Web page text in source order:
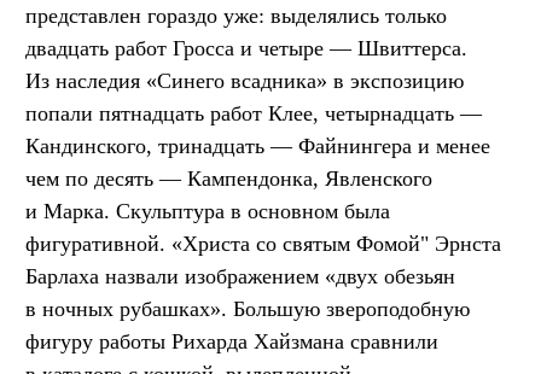
представлен гораздо уже: выделялись только
двадцать работ Гросса и четыре — Швиттерса.
Из наследия «Синего всадника» в экспозицию
попали пятнадцать работ Клее, четырнадцать —
Кандинского, тринадцать — Файнингера и менее
чем по десять — Кампендонка, Явленского
и Марка. Скульптура в основном была
фигуративной. «Христа cо святым Фомой" Эрнста
Барлаха назвали изображением «двух обезьян
в ночных рубашках». Большую звероподобную
фигуру работы Рихарда Хайзмана сравнили